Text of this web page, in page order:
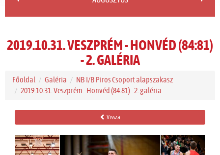
2019.10.31. VESZPRÉM - HONVÉD (84:81)
- 2. GALÉRIA
Főoldal Galéria
NB I/B Piros Csoport alapszakasz
2019.10.31. Veszprém - Honvéd (84:81) - 2. galéria
Vissza